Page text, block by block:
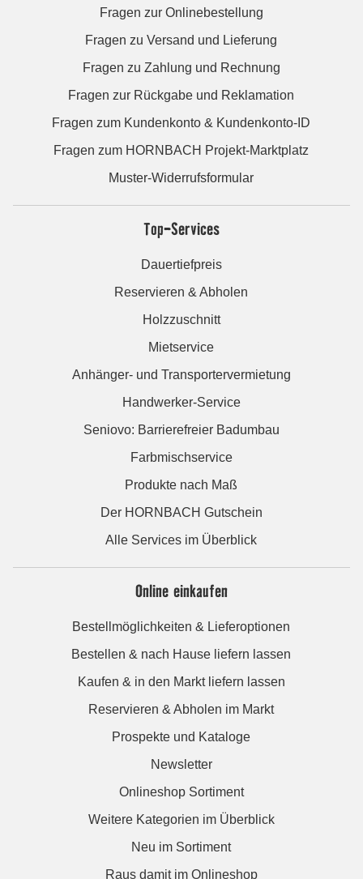
Fragen zur Onlinebestellung
Fragen zu Versand und Lieferung
Fragen zu Zahlung und Rechnung
Fragen zur Rückgabe und Reklamation
Fragen zum Kundenkonto & Kundenkonto-ID
Fragen zum HORNBACH Projekt-Marktplatz
Muster-Widerrufsformular
Top-Services
Dauertiefpreis
Reservieren & Abholen
Holzzuschnitt
Mietservice
Anhänger- und Transportervermietung
Handwerker-Service
Seniovo: Barrierefreier Badumbau
Farbmischservice
Produkte nach Maß
Der HORNBACH Gutschein
Alle Services im Überblick
Online einkaufen
Bestellmöglichkeiten & Lieferoptionen
Bestellen & nach Hause liefern lassen
Kaufen & in den Markt liefern lassen
Reservieren & Abholen im Markt
Prospekte und Kataloge
Newsletter
Onlineshop Sortiment
Weitere Kategorien im Überblick
Neu im Sortiment
Raus damit im Onlineshop